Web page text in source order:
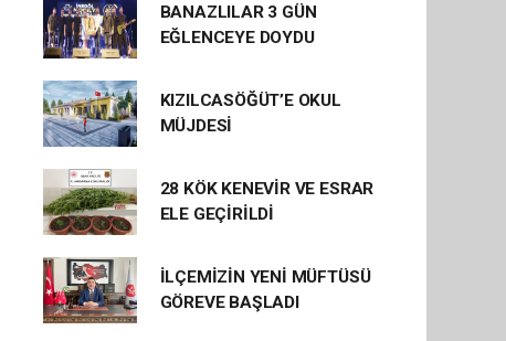
BANAZLILAR 3 GÜN
EĞLENCEYE DOYDU
KIZILCASÖĞÜT’E OKUL
MÜJDESİ
28 KÖK KENEVİR VE ESRAR
ELE GEÇİRİLDİ
İLÇEMİZİN YENİ MÜFTÜSÜ
GÖREVE BAŞLADI